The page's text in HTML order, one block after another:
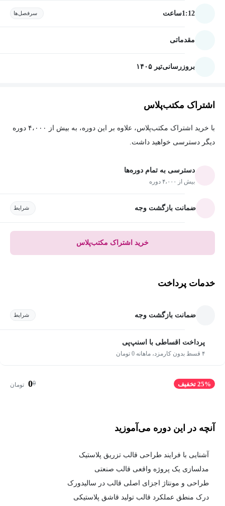
1:12ساعت سرفصل‌ها
مقدماتی
بروزرسانیتیر ۱۴۰۵
اشتراک مکتب‌پلاس
با خرید اشتراک مکتب‌پلاس، علاوه بر این دوره، به بیش از ۴،۰۰۰ دوره
دیگر دسترسی خواهید داشت.
دسترسی به تمام دوره‌ها
بیش از ۴،۰۰۰ دوره
ضمانت بازگشت وجه شرایط
خرید اشتراک مکتب‌پلاس
خدمات پرداخت
ضمانت بازگشت وجه شرایط
پرداخت اقساطی با اسنپ‌پی
۴ قسط بدون کارمزد، ماهانه 0 تومان
25% تخفیف 0
0 تومان
آنچه در این دوره می‌آموزید
آشنایی با فرایند طراحی قالب تزریق پلاستیک
مدلسازی یک پروژه واقعی قالب صنعتی
طراحی و مونتاژ اجزای اصلی قالب در سالیدورک
درک منطق عملکرد قالب تولید قاشق پلاستیکی